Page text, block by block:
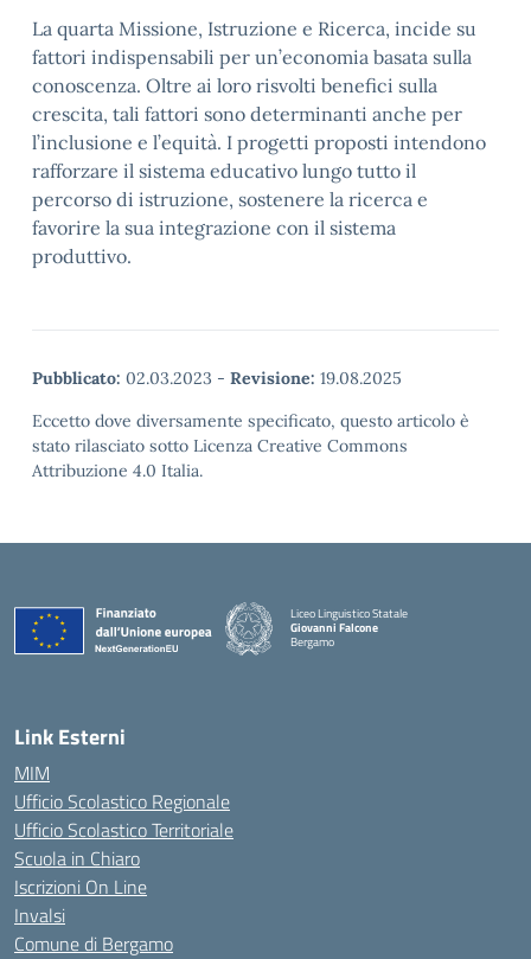
La quarta Missione, Istruzione e Ricerca, incide su
fattori indispensabili per un’economia basata sulla
conoscenza. Oltre ai loro risvolti benefici sulla
crescita, tali fattori sono determinanti anche per
l’inclusione e l’equità. I progetti proposti intendono
rafforzare il sistema educativo lungo tutto il
percorso di istruzione, sostenere la ricerca e
favorire la sua integrazione con il sistema
produttivo.
Pubblicato: 02.03.2023 - Revisione: 19.08.2025
Eccetto dove diversamente specificato, questo articolo è
stato rilasciato sotto Licenza Creative Commons
Attribuzione 4.0 Italia.
Liceo Linguistico Statale
Giovanni Falcone
Bergamo
— Visita la pagina iniziale della scuola
Link Esterni
MIM
Ufficio Scolastico Regionale
Ufficio Scolastico Territoriale
Scuola in Chiaro
Iscrizioni On Line
Invalsi
Comune di Bergamo